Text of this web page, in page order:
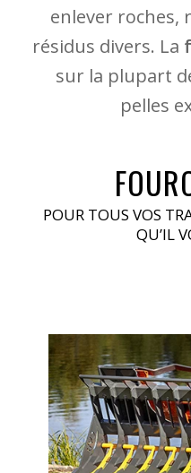
enlever roches,
résidus divers. La
sur la plupart
pelles
POUR TOUS VOS
QU’IL